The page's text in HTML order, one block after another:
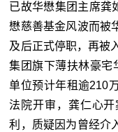
已故华懋集团主席龚
懋慈善基金风波而被
及后正式停职，再被
集团旗下薄扶林豪宅
单位预计年租逾210
法院开审，龚仁心
利，质疑因为曾经介